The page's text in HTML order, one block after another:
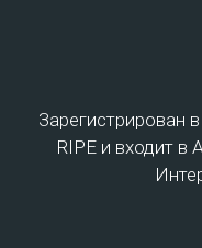
Зарегистрирован
RIPE и входит